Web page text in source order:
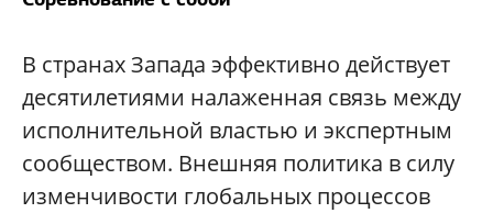
В странах Запада эффективно действует
десятилетиями налаженная связь между
исполнительной властью и экспертным
сообществом. Внешняя политика в силу
изменчивости глобальных процессов